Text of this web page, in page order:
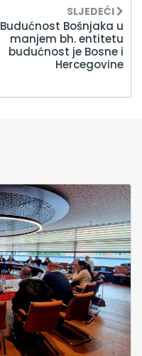
SLJEDEĆI
Budućnost Bošnjaka u
manjem bh. entitetu
budućnost je Bosne i
Hercegovine